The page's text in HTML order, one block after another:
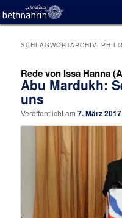
SCHLAGWORTARCHIV:
Rede von Issa Hanna
Abu Mardukh:
uns
Veröffentlicht am7. März 2017